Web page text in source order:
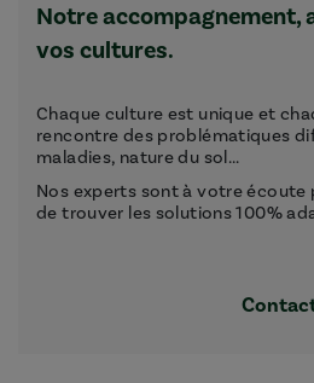
Notre accompagnement,
vos cultures.
Chaque culture est unique et
rencontre des problématiques
maladies, nature du sol...
Nos experts sont à votre
de trouver les solutions 100%